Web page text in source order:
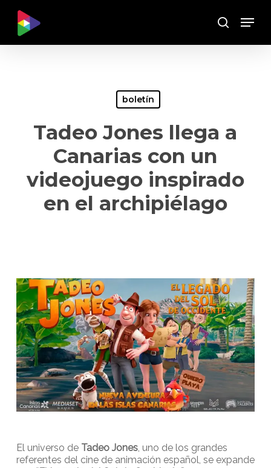
main
Buscar
Menu
boletín
Tadeo Jones llega a
Canarias con un
videojuego inspirado
en el archipiélago
El universo de Tadeo Jones, uno de los grandes
referentes del cine de animación español, se expande